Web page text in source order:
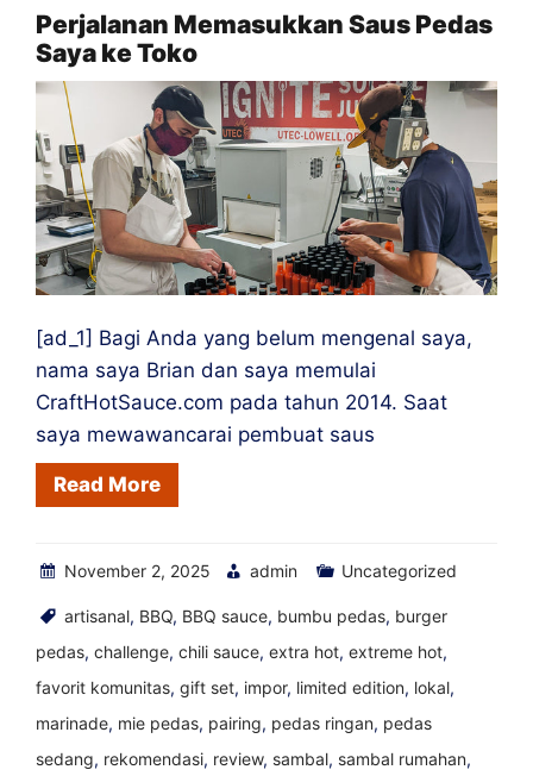
Orang
Cile
Perjalanan Memasukkan Saus Pedas
Saya ke Toko
[ad_1] Bagi Anda yang belum mengenal saya,
nama saya Brian dan saya memulai
CraftHotSauce.com pada tahun 2014. Saat
saya mewawancarai pembuat saus
Read More
November 2, 2025 admin Uncategorized
artisanal, BBQ, BBQ sauce, bumbu pedas, burger
pedas, challenge, chili sauce, extra hot, extreme hot,
favorit komunitas, gift set, impor, limited edition, lokal,
marinade, mie pedas, pairing, pedas ringan, pedas
sedang, rekomendasi, review, sambal, sambal rumahan,